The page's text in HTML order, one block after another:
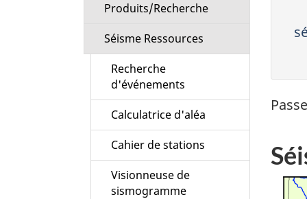
Produits/Recherche
Séisme Ressources
Recherche
d'événements
Calculatrice d'aléa
Cahier de stations
Visionneuse de
sismogramme